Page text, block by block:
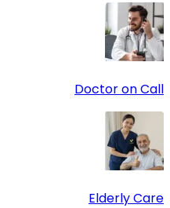
Doctor on Call
Elderly Care